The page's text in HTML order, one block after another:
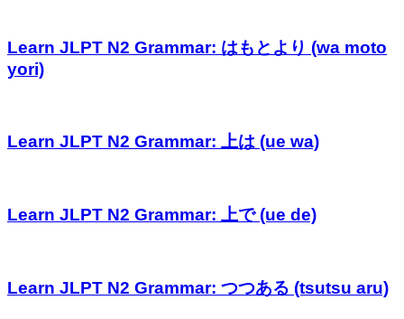
Learn JLPT N2 Grammar: はもとより (wa moto
yori)
Learn JLPT N2 Grammar: 上は (ue wa)
Learn JLPT N2 Grammar: 上で (ue de)
Learn JLPT N2 Grammar: つつある (tsutsu aru)